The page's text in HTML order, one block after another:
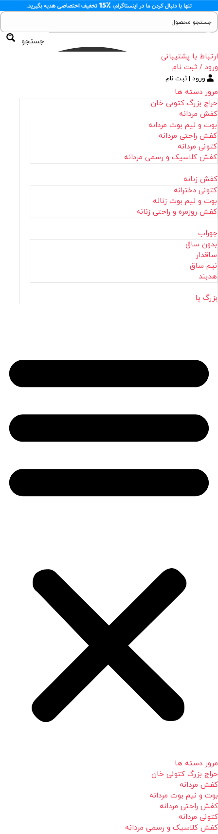
جستجو
ارتباط با پشتیبانی
ورود / ثبت نام
ورود | ثبت نام
مرور دسته ها
حراج بزرگ کتونی خان
کفش مردانه
بوت و نیم بوت مردانه
کفش راحتی مردانه
کتونی مردانه
کفش کلاسیک و رسمی مردانه
کفش زنانه
کتونی دخترانه
بوت و نیم بوت زنانه
کفش روزمره و راحتی زنانه
جوراب
بدون ساق
ساقدار
نیم ساق
هدبند
بزرگ پا
مرور دسته ها
حراج بزرگ کتونی خان
کفش مردانه
بوت و نیم بوت مردانه
کفش راحتی مردانه
کتونی مردانه
کفش کلاسیک و رسمی مردانه